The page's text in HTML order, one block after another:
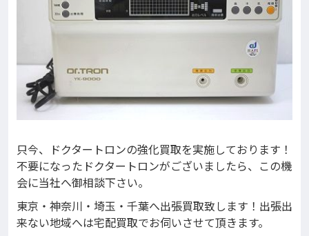
只今、ドクタートロンの強化買取を実施しております！
不要になったドクタートロンがございましたら、この機
会に当社へ御相談下さい。
東京・神奈川・埼玉・千葉へ出張買取致します！出張出
来ない地域へは宅配買取でお伺いさせて頂きます。